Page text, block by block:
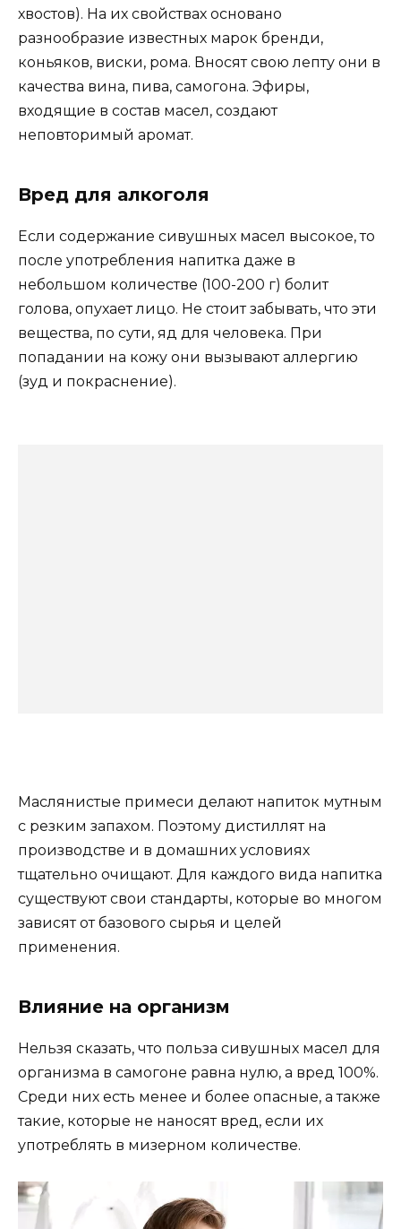
хвостов). На их свойствах основано
разнообразие известных марок бренди,
коньяков, виски, рома. Вносят свою лепту они в
качества вина, пива, самогона. Эфиры,
входящие в состав масел, создают
неповторимый аромат.
Вред для алкоголя
Если содержание сивушных масел высокое, то
после употребления напитка даже в
небольшом количестве (100-200 г) болит
голова, опухает лицо. Не стоит забывать, что эти
вещества, по сути, яд для человека. При
попадании на кожу они вызывают аллергию
(зуд и покраснение).
Маслянистые примеси делают напиток мутным
с резким запахом. Поэтому дистиллят на
производстве и в домашних условиях
тщательно очищают. Для каждого вида напитка
существуют свои стандарты, которые во многом
зависят от базового сырья и целей
применения.
Влияние на организм
Нельзя сказать, что польза сивушных масел для
организма в самогоне равна нулю, а вред 100%.
Среди них есть менее и более опасные, а также
такие, которые не наносят вред, если их
употреблять в мизерном количестве.